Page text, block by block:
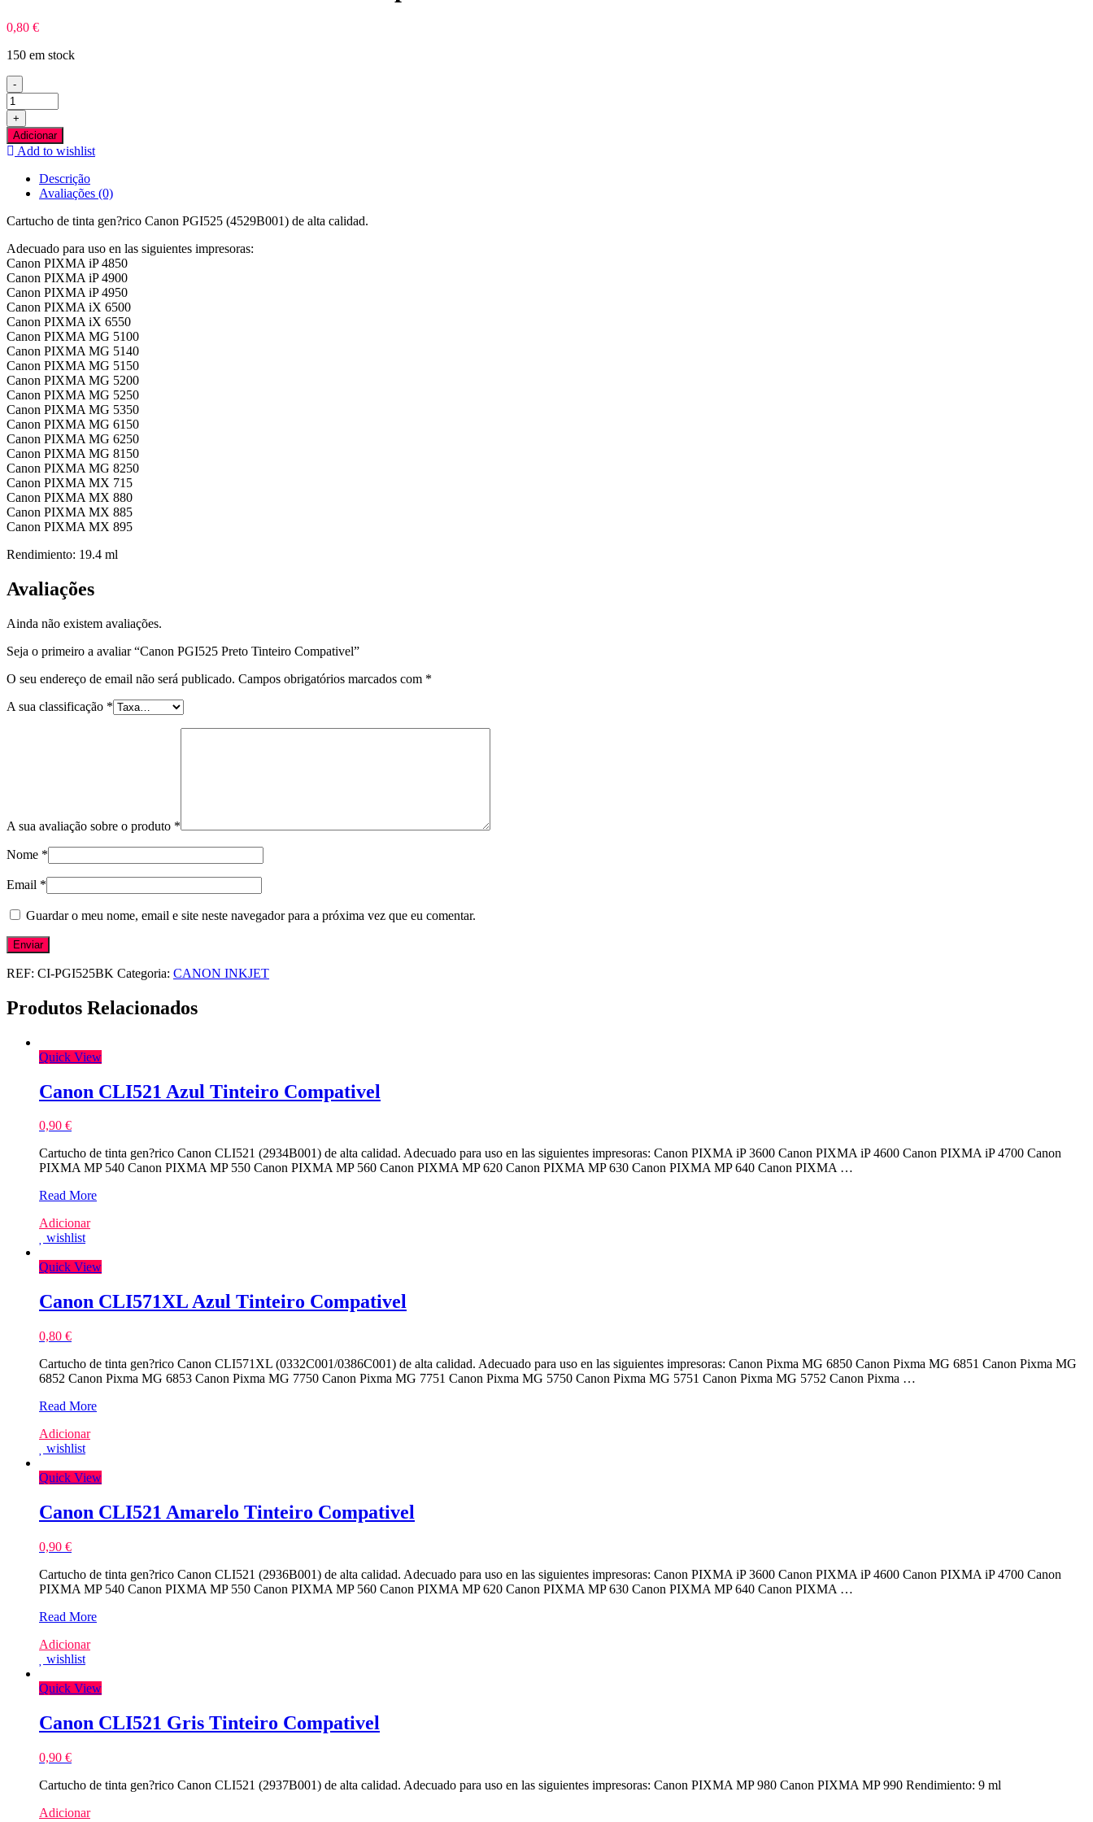
0,80 €
150 em stock
-
Quantidade
de
Canon
PGI525
Preto
Tinteiro
Compativel
+
Adicionar
Add to wishlist
Descrição
Avaliações (0)
Cartucho de tinta gen?rico Canon PGI525 (4529B001) de alta calidad.
Adecuado para uso en las siguientes impresoras:
Canon PIXMA iP 4850
Canon PIXMA iP 4900
Canon PIXMA iP 4950
Canon PIXMA iX 6500
Canon PIXMA iX 6550
Canon PIXMA MG 5100
Canon PIXMA MG 5140
Canon PIXMA MG 5150
Canon PIXMA MG 5200
Canon PIXMA MG 5250
Canon PIXMA MG 5350
Canon PIXMA MG 6150
Canon PIXMA MG 6250
Canon PIXMA MG 8150
Canon PIXMA MG 8250
Canon PIXMA MX 715
Canon PIXMA MX 880
Canon PIXMA MX 885
Canon PIXMA MX 895
Rendimiento: 19.4 ml
Avaliações
Ainda não existem avaliações.
Seja o primeiro a avaliar “Canon PGI525 Preto Tinteiro Compativel”
O seu endereço de email não será publicado. Campos obrigatórios marcados com *
A sua classificação *
A sua avaliação sobre o produto *
Nome *
Email *
Guardar o meu nome, email e site neste navegador para a próxima vez que eu comentar.
REF: CI-PGI525BK Categoria: CANON INKJET
Produtos Relacionados
Quick View
Canon CLI521 Azul Tinteiro Compativel
0,90 €
Cartucho de tinta gen?rico Canon CLI521 (2934B001) de alta calidad. Adecuado para uso en las siguientes impresoras: Canon PIXMA iP 3600 Canon PIXMA iP 4600 Canon PIXMA iP 4700 Canon
PIXMA MP 540 Canon PIXMA MP 550 Canon PIXMA MP 560 Canon PIXMA MP 620 Canon PIXMA MP 630 Canon PIXMA MP 640 Canon PIXMA …
Canon
Azul
Tinteiro
Read More
Adicionar
wishlist
Quick View
Canon CLI571XL Azul Tinteiro Compativel
0,80 €
Cartucho de tinta gen?rico Canon CLI571XL (0332C001/0386C001) de alta calidad. Adecuado para uso en las siguientes impresoras: Canon Pixma MG 6850 Canon Pixma MG 6851 Canon Pixma MG
6852 Canon Pixma MG 6853 Canon Pixma MG 7750 Canon Pixma MG 7751 Canon Pixma MG 5750 Canon Pixma MG 5751 Canon Pixma MG 5752 Canon Pixma …
Canon
Azul
Tinteiro
Read More
Adicionar
wishlist
Quick View
Canon CLI521 Amarelo Tinteiro Compativel
0,90 €
Cartucho de tinta gen?rico Canon CLI521 (2936B001) de alta calidad. Adecuado para uso en las siguientes impresoras: Canon PIXMA iP 3600 Canon PIXMA iP 4600 Canon PIXMA iP 4700 Canon
PIXMA MP 540 Canon PIXMA MP 550 Canon PIXMA MP 560 Canon PIXMA MP 620 Canon PIXMA MP 630 Canon PIXMA MP 640 Canon PIXMA …
Canon
Amarelo
Tinteiro
Read More
Adicionar
wishlist
Quick View
Canon CLI521 Gris Tinteiro Compativel
0,90 €
Cartucho de tinta gen?rico Canon CLI521 (2937B001) de alta calidad. Adecuado para uso en las siguientes impresoras: Canon PIXMA MP 980 Canon PIXMA MP 990 Rendimiento: 9 ml
Adicionar